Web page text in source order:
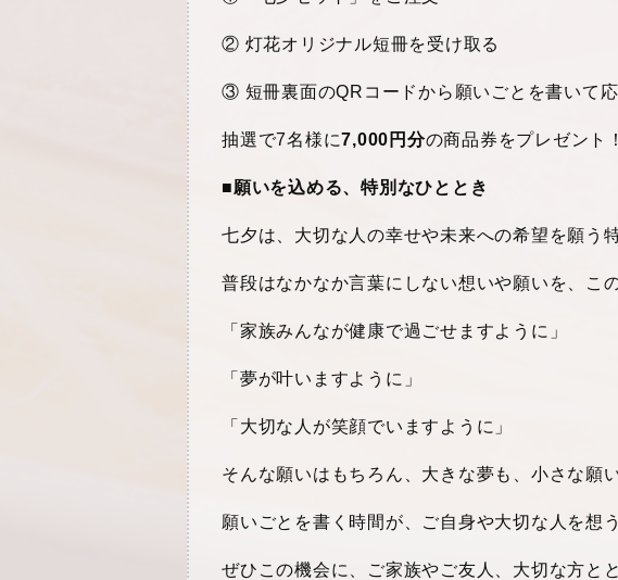
② 灯花オリジナル短冊を受け取る
③ 短冊裏面のQRコードから願いごとを書いて
抽選で7名様に7,000円分の商品券をプレゼント！
■願いを込める、特別なひととき
七夕は、大切な人の幸せや未来への希望を願う
普段はなかなか言葉にしない想いや願いを、こ
「家族みんなが健康で過ごせますように」
「夢が叶いますように」
「大切な人が笑顔でいますように」
そんな願いはもちろん、大きな夢も、小さな願
願いごとを書く時間が、ご自身や大切な人を想
ぜひこの機会に、ご家族やご友人、大切な方と